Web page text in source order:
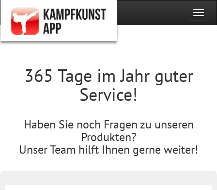
365 Tage im Jahr guter
Service!
Haben Sie noch Fragen zu unseren
Produkten?
Unser Team hilft Ihnen gerne weiter!